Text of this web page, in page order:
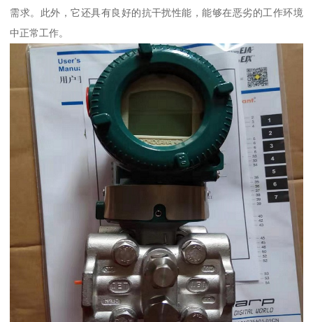
需求。此外，它还具有良好的抗干扰性能，能够在恶劣的工作环境
中正常工作。